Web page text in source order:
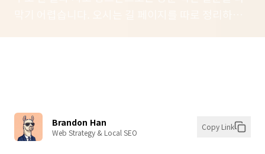
Brandon Han
Web Strategy & Local SEO
Copy Link